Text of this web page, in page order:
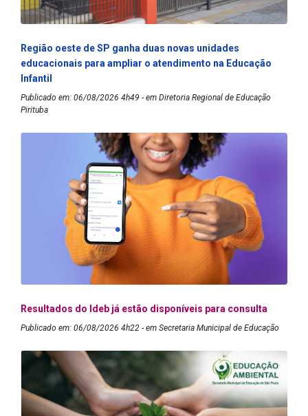
Região oeste de SP ganha duas novas unidades
educacionais para ampliar o atendimento na Educação
Infantil
Publicado em: 06/08/2026 4h49 - em Diretoria Regional de Educação
Pirituba
Resultados do Ideb já estão disponíveis para consulta
Publicado em: 06/08/2026 4h22 - em Secretaria Municipal de Educação